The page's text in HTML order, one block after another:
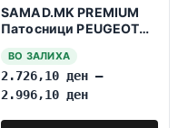
SAMAD.MK PREMIUM
Патосници PEUGEOT
ВО ЗАЛИХА
2.726,10 ден –
2.996,10 ден